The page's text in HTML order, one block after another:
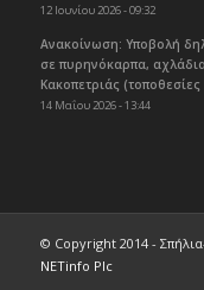
12 Ιουνίου 2026 - 09:32
Ανακοίνωση: Υποβολή
σε πυρηνόκαρπα,
Κακοπετριάς
14 Μαΐου 2026 - 13:44
© Copyright 2014 -
NETinfo Plc